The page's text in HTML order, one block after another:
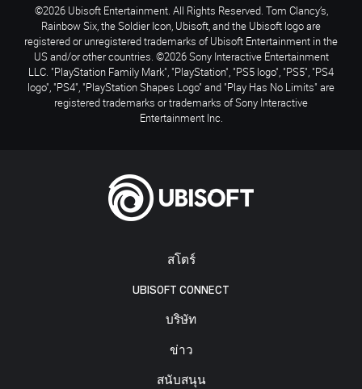
สโตร์
UBISOFT CONNECT
บริษัท
ข่าว
สนับสนุน
©2026 Ubisoft Entertainment. All Rights Reserved. Tom Clancy’s,
Rainbow Six, the Soldier Icon, Ubisoft, and the Ubisoft logo are
registered or unregistered trademarks of Ubisoft Entertainment in the
US and/or other countries. ©2026 Sony Interactive Entertainment
LLC. "PlayStation Family Mark", "PlayStation", "PS5 logo", "PS5", "PS4
logo", "PS4", "PlayStation Shapes Logo" and "Play Has No Limits" are
registered trademarks or trademarks of Sony Interactive
Entertainment Inc.